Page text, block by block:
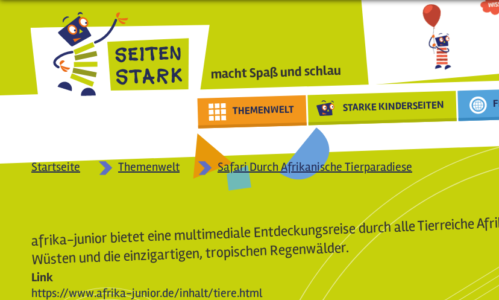
Direkt zum Inhalt
macht Spaß und schlau
THEMENWELT STARKE KINDERSEITEN
Startseite Themenwelt Safari Durch Afrikanische Tierparadiese
afrika-junior bietet eine multimediale Entdeckungsreise durch alle Tierreiche
Wüsten und die einzigartigen, tropischen Regenwälder.
Link
https://www.afrika-junior.de/inhalt/tiere.html